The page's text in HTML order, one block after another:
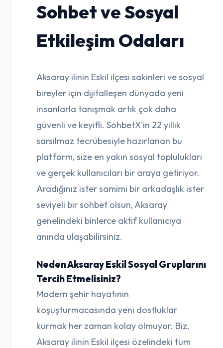
Sohbet ve Sosyal
Etkileşim Odaları
Aksaray ilinin Eskil ilçesi sakinleri ve sosyal
bireyler için dijitalleşen dünyada yeni
insanlarla tanışmak artık çok daha
güvenli ve keyifli. SohbetX'in 22 yıllık
sarsılmaz tecrübesiyle hazırlanan bu
platform, size en yakın sosyal toplulukları
ve gerçek kullanıcıları bir araya getiriyor.
Aradığınız ister samimi bir arkadaşlık ister
seviyeli bir sohbet olsun, Aksaray
genelindeki binlerce aktif kullanıcıya
anında ulaşabilirsiniz.
Neden Aksaray Eskil Sosyal Gruplarını
Tercih Etmelisiniz?
Modern şehir hayatının
koşuşturmacasında yeni dostluklar
kurmak her zaman kolay olmuyor. Biz,
Aksaray ilinin Eskil ilçesi özelindeki tüm